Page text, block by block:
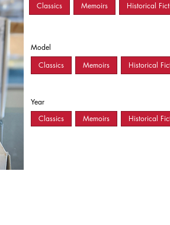
Classics
Memoirs Historical
Model
Classics
Memoirs Historical
Year
Classics
Memoirs Historical